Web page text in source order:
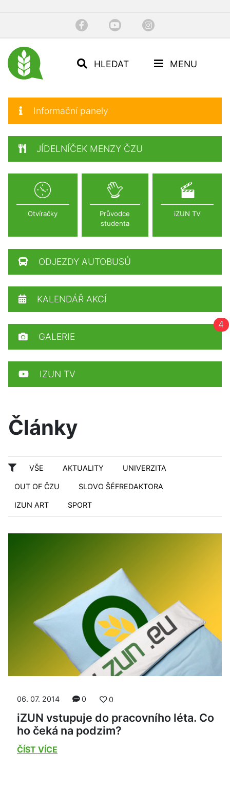
HLEDAT MENU
Články
VŠE AKTUALITY UNIVERZITA
OUT OF ČZU SLOVO ŠÉFREDAKTORA
IZUN ART SPORT
06. 07. 2014 0 0
iZUN vstupuje do pracovního léta. Co
ho čeká na podzim?
ČÍST VÍCE
Informační panely
JÍDELNÍČEK MENZY ČZU
Otvíračky
Průvodce
studenta
iZUN TV
ODJEZDY AUTOBUSŮ
KALENDÁŘ AKCÍ
GALERIE
4
IZUN TV